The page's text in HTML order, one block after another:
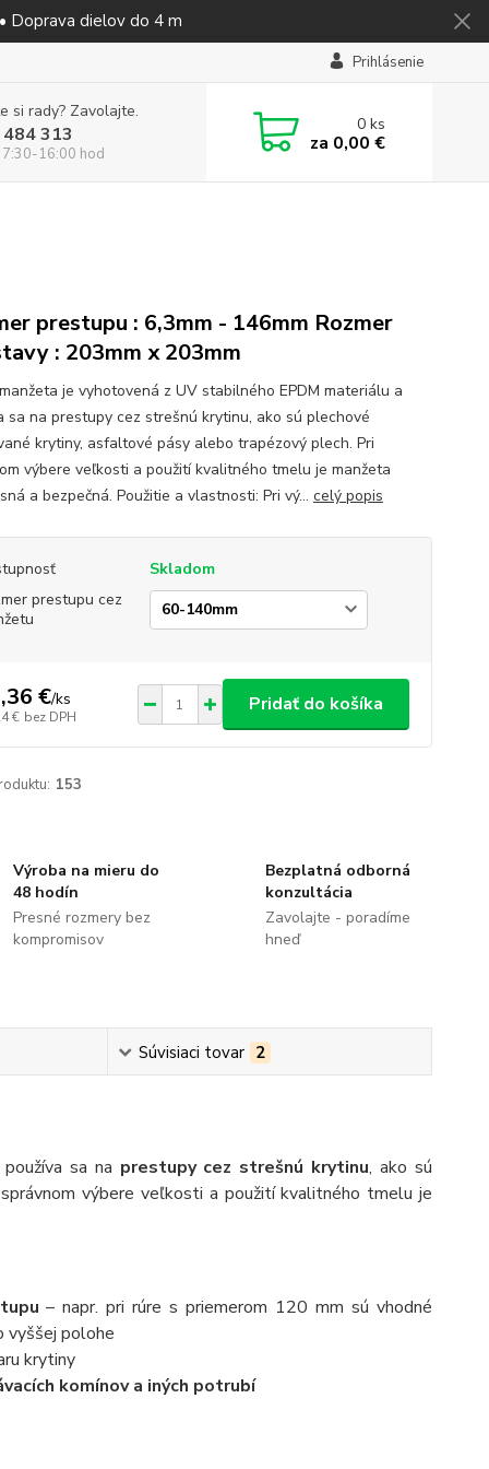
Doprava dielov do 4 m
Prihlásenie
si rady? Zavolajte.
313
16:00 hod
0ks
za 0,00 €
prestupu : 6,3mm - 146mm Rozmer
: 203mm x 203mm
je vyhotovená z UV stabilného EPDM materiálu a
sa na prestupy cez strešnú krytinu, ako sú plechové
krytiny, asfaltové pásy alebo trapézový plech. Pri
výbere veľkosti a použití kvalitného tmelu je manžeta
a bezpečná. Použitie a vlastnosti: Pri vý... celý popis
Skladom
prestupu cez
€/ks
€ bez DPH
Pridať do košíka
153
Výroba na mieru do
48 hodín
Presné rozmery bez
kompromisov
Bezplatná odborná
konzultácia
Zavolajte - poradíme
hneď
Súvisiaci tovar 2
sa na prestupy cez strešnú krytinu, ako sú
výbere veľkosti a použití kvalitného tmelu je
– napr. pri rúre s priemerom 120 mm sú vhodné
vyššej polohe
krytiny
komínov a iných potrubí